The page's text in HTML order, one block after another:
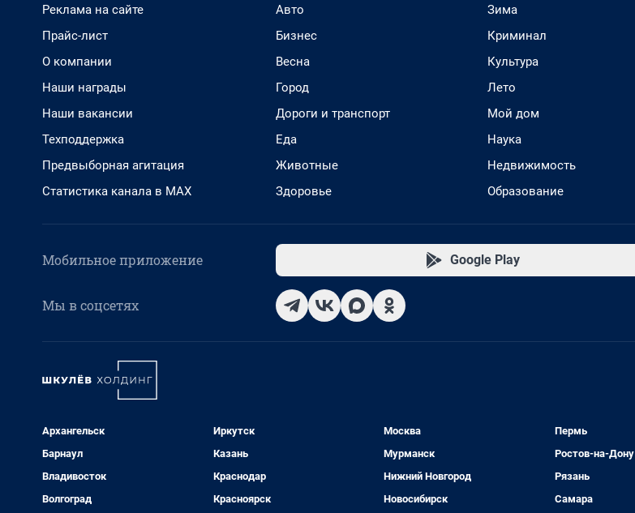
Реклама на сайте
Прайс-лист
О компании
Наши награды
Наши вакансии
Техподдержка
Предвыборная агитация
Статистика канала в MAX
Авто
Бизнес
Весна
Город
Дороги и транспорт
Еда
Животные
Здоровье
Зима
Криминал
Культура
Лето
Мой дом
Наука
Недвижимость
Образование
Мобильное приложение Google Play
Мы в соцсетях
Архангельск
Барнаул
Владивосток
Волгоград
Иркутск
Казань
Краснодар
Красноярск
Москва
Мурманск
Нижний Новгород
Новосибирск
Пермь
Ростов-на-Дону
Рязань
Самара